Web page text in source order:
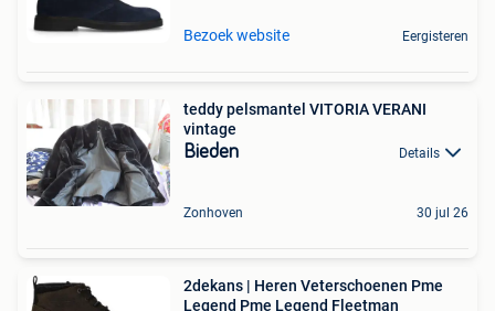
Bezoek website Eergisteren
teddy pelsmantel VITORIA VERANI
vintage
Bieden Details
Zonhoven 30 jul 26
2dekans | Heren Veterschoenen Pme
Legend Pme Legend Fleetman